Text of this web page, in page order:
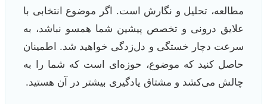
مطالعه، تحلیل و نگارش است. اگر موضوع انتخابی با
علایق درونی و تخصص پیشین شما همسو نباشد، به
سرعت دچار خستگی و دل‌زدگی خواهید شد. اطمینان
حاصل کنید که موضوع، حوزه‌ای است که شما را به
چالش می‌کشد و مشتاق یادگیری بیشتر در آن هستید.